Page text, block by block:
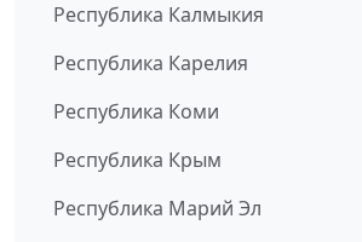
Республика Калмыкия
Республика Карелия
Республика Коми
Республика Крым
Республика Марий Эл